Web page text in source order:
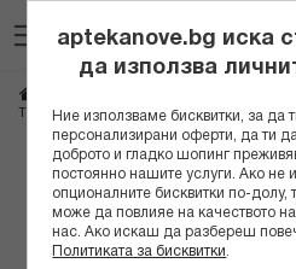
към
съдържанието
ТИНКТУРА КАСТЕЛАНИ 50 МЛ
Преминете
края
aptekanove.bg иска
да използва
Ние използваме бисквитки, за да
персонализирани оферти, да ти
доброто и гладко шопинг
постоянно нашите услуги. Ако
опционалните бисквитки по-
може да повлияе на качеството
нас. Ако искаш да разбереш
Политиката за бисквитки